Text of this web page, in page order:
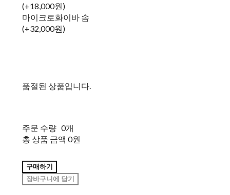
(+18,000원)
마이크로화이바 솜
(+32,000원)
품절된 상품입니다.
주문 수량 0개
총 상품 금액 0원
구매하기
장바구니에 담기